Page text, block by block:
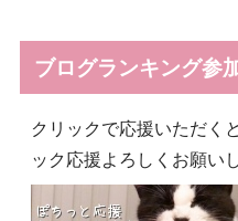
ブログランキング参
クリックで応援いただく
ック応援よろしくお願い